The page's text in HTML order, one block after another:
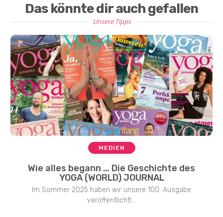
Das könnte dir auch gefallen
Unsere Tipps
MEDIEN
Wie alles begann … Die Geschichte des
YOGA (WORLD) JOURNAL
Im Sommer 2025 haben wir unsere 100. Ausgabe
veröffentlicht!...